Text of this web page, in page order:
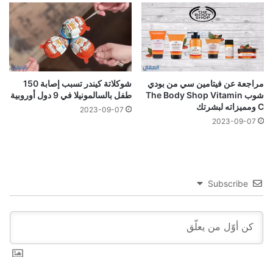
مراجعة عن فيتامين سي من بودي
شوب The Body Shop Vitamin
C ومميزاته لبشرتك
2023-09-07
شوكلاتة كيندر تسبب إصابة 150
طفل بالسالمونيلا في 9 دول أوروبية
2023-09-07
Subscribe